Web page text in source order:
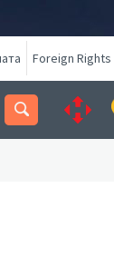
Foreign Rights